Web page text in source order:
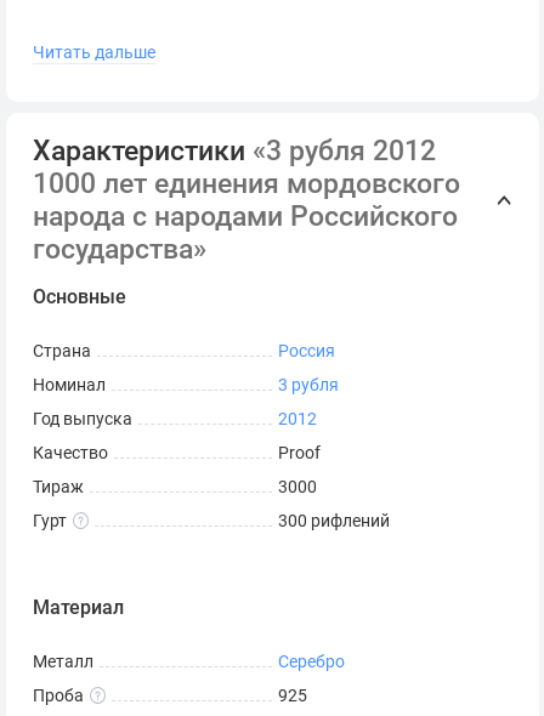
Поставляется в оригинальной капсуле.
Сопровождается сертификатом Банка России.
*Серия и номер сертификата могут отличаться от
представленных на фото.
Читать дальше
Характеристики «3 рубля 2012
1000 лет единения мордовского
народа с народами Российского
государства»
Основные
Страна
Россия
Номинал
3 рубля
Год выпуска
2012
Качество
Proof
Тираж
3000
Гурт
300 рифлений
Материал
Металл
Серебро
Проба
925